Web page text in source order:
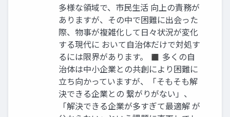
多様な領域で、市民生活 向上の責務が
ありますが、その中で困難に出会った
際、物事が複雑化して日々状況が変化
する現代に おいて自治体だけで対処す
るには限界があります。 ◼ 多くの自
治体は中小企業との共創により困難に
立ち向かっていますが、「そもそも解
決できる企業との 繋がりがない」、
「解決できる企業が多すぎて最適解 が